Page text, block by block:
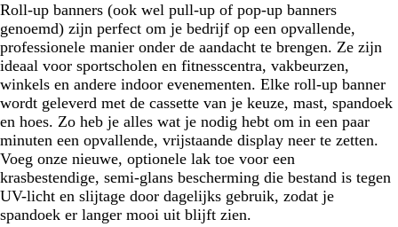
Roll-up banners (ook wel pull-up of pop-up banners
genoemd) zijn perfect om je bedrijf op een opvallende,
professionele manier onder de aandacht te brengen. Ze zijn
ideaal voor sportscholen en fitnesscentra, vakbeurzen,
winkels en andere indoor evenementen. Elke roll-up banner
wordt geleverd met de cassette van je keuze, mast, spandoek
en hoes. Zo heb je alles wat je nodig hebt om in een paar
minuten een opvallende, vrijstaande display neer te zetten.
Voeg onze nieuwe, optionele lak toe voor een
krasbestendige, semi-glans bescherming die bestand is tegen
UV-licht en slijtage door dagelijks gebruik, zodat je
spandoek er langer mooi uit blijft zien.